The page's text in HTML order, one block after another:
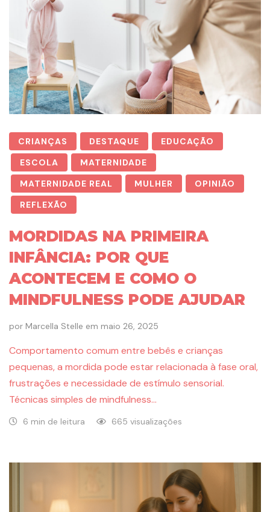
CRIANÇAS DESTAQUE
EDUCAÇÃO
ESCOLA
MATERNIDADE
MATERNIDADE REAL
MULHER
OPINIÃO
REFLEXÃO
MORDIDAS NA PRIMEIRA
INFÂNCIA: POR QUE
ACONTECEM E COMO O
MINDFULNESS PODE AJUDAR
por Marcella Stelle em maio 26, 2025
Comportamento comum entre bebês e crianças
pequenas, a mordida pode estar relacionada à fase oral,
frustrações e necessidade de estímulo sensorial.
Técnicas simples de mindfulness…
6 min de leitura 665 visualizações